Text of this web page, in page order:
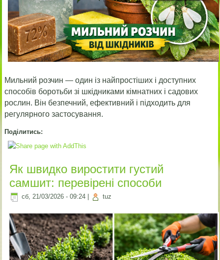
Мильний розчин — один із найпростіших і доступних
способів боротьби зі шкідниками кімнатних і садових
рослин. Він безпечний, ефективний і підходить для
регулярного застосування.
Поділитись:
Як швидко виростити густий
самшит: перевірені способи
сб, 21/03/2026 - 09:24 tuz